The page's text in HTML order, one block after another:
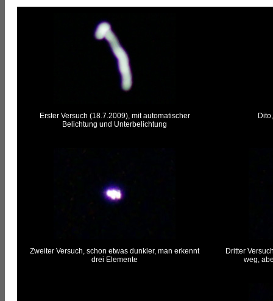
Erster Versuch (18.7.2009), mit automatischer
Belichtung und Unterbelichtung
Zweiter Versuch, schon etwas dunkler, man erkennt
drei Elemente
Dritter
weg,